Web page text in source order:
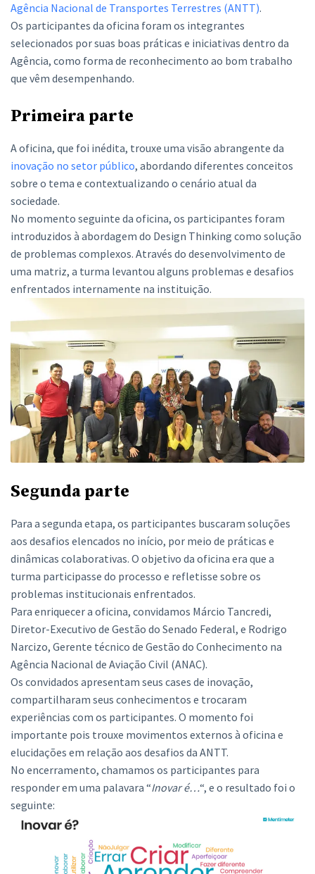
Agência Nacional de Transportes Terrestres (ANTT).
Os participantes da oficina foram os integrantes
selecionados por suas boas práticas e iniciativas dentro da
Agência, como forma de reconhecimento ao bom trabalho
que vêm desempenhando.
Primeira parte
A oficina, que foi inédita, trouxe uma visão abrangente da
inovação no setor público, abordando diferentes conceitos
sobre o tema e contextualizando o cenário atual da
sociedade.
No momento seguinte da oficina, os participantes foram
introduzidos à abordagem do Design Thinking como solução
de problemas complexos. Através do desenvolvimento de
uma matriz, a turma levantou alguns problemas e desafios
enfrentados internamente na instituição.
Segunda parte
Para a segunda etapa, os participantes buscaram soluções
aos desafios elencados no início, por meio de práticas e
dinâmicas colaborativas. O objetivo da oficina era que a
turma participasse do processo e refletisse sobre os
problemas institucionais enfrentados.
Para enriquecer a oficina, convidamos Márcio Tancredi,
Diretor-Executivo de Gestão do Senado Federal, e Rodrigo
Narcizo, Gerente técnico de Gestão do Conhecimento na
Agência Nacional de Aviação Civil (ANAC).
Os convidados apresentam seus cases de inovação,
compartilharam seus conhecimentos e trocaram
experiências com os participantes. O momento foi
importante pois trouxe movimentos externos à oficina e
elucidações em relação aos desafios da ANTT.
No encerramento, chamamos os participantes para
responder em uma palavara “Inovar é…“, e o resultado foi o
seguinte: